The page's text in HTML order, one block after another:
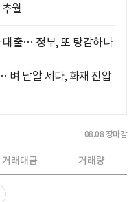
월
대출… 정부, 또 탕감하나
벼 낱알 세다, 화재 진압
08.08 장마감
거래대금 거래량